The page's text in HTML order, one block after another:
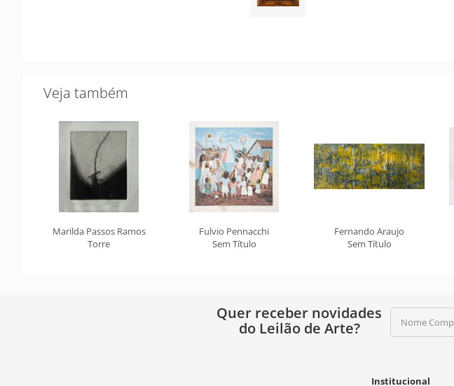
Veja também
Marilda Passos Ramos
Torre
Fulvio Pennacchi
Sem Título
Fernando Araujo
Sem Título
Quer receber novidades
do Leilão de Arte?
Nome
Institucional